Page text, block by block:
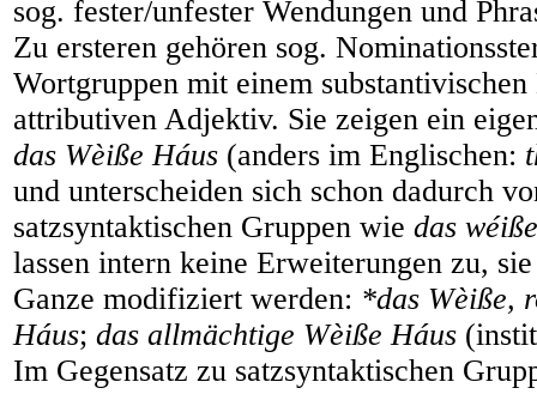
sog. fester/unfester Wendungen und
Zu ersteren gehören sog.
Wortgruppen mit einem
attributiven Adjektiv. Sie zeigen ein
das Wèiße Háus (anders im Englischen:
und unterscheiden sich schon dadurch
satzsyntaktischen Gruppen wie das
lassen intern keine Erweiterungen zu,
Ganze modifiziert werden: *das Wèiße,
Háus; das allmächtige Wèiße Háus
Im Gegensatz zu satzsyntaktischen